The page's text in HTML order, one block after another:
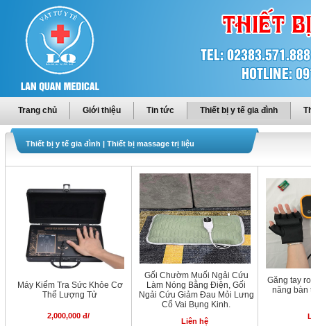
Trang chủ Giới thiệu Tin tức Thiết bị y tế gia đình
Thiết bị y tế gia đình | Thiết bị massage trị liệu
Máy Kiểm Tra Sức Khỏe Cơ
Thể Lượng Tử
2,000,000 đ/
Gối Chườm Muối Ngải Cứu
Làm Nóng Bằng Điện, Gối
Ngải Cứu Giảm Đau Mỏi Lưng
Cổ Vai Bụng Kinh.
Liên hệ
Găng tay
năng bàn